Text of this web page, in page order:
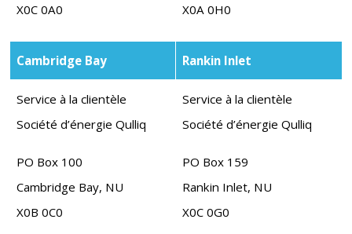
X0C 0A0
X0A 0H0
Cambridge Bay Rankin Inlet
Service à la clientèle
Société d’énergie Qulliq
PO Box 100
Cambridge Bay, NU
X0B 0C0
Service à la clientèle
Société d’énergie Qulliq
PO Box 159
Rankin Inlet, NU
X0C 0G0